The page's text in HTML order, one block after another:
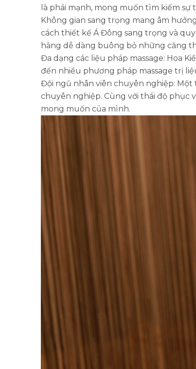
là phái mạnh, mong muốn tìm kiếm sự
Không gian sang trọng mang âm
cách thiết kế Á Đông sang trọng và
hàng dễ dàng buông bỏ những căng
Đa dạng các liệu pháp massage: Hoa
đến nhiều phương pháp massage trị
Đội ngũ nhân viên chuyên nghiệp: Một
chuyên nghiệp. Cùng với thái độ phục
mong muốn của mình.